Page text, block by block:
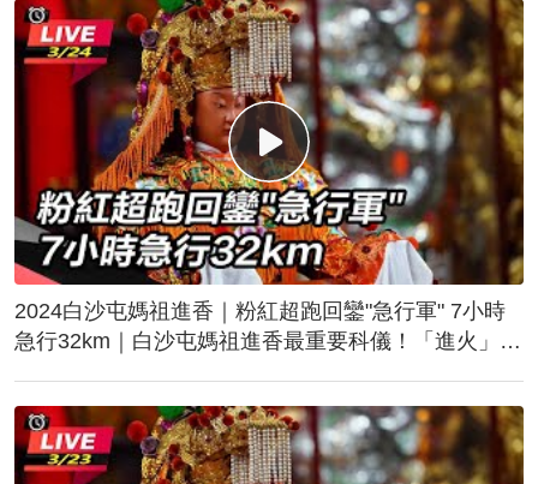
2024白沙屯媽祖進香｜粉紅超跑回鑾"急行軍" 7小時
急行32km｜白沙屯媽祖進香最重要科儀！「進火」儀